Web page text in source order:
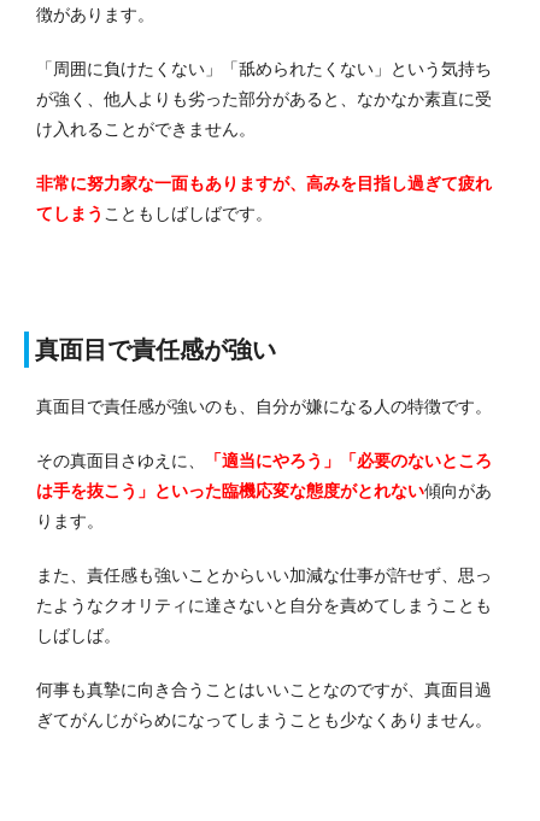
徴があります。
「周囲に負けたくない」「舐められたくない」という気持ち
が強く、他人よりも劣った部分があると、なかなか素直に受
け入れることができません。
非常に努力家な一面もありますが、高みを目指し過ぎて疲れ
てしまう こともしばしばです。
真面目で責任感が強い
真面目で責任感が強いのも、自分が嫌になる人の特徴です。
その真面目さゆえに、
「適当にやろう」「必要のないところ
は手を抜こう」といった臨機応変な態度がとれない傾向があ
ります。
また、責任感も強いことからいい加減な仕事が許せず、思っ
たようなクオリティに達さないと自分を責めてしまうことも
しばしば。
何事も真摯に向き合うことはいいことなのですが、真面目過
ぎてがんじがらめになってしまうことも少なくありません。